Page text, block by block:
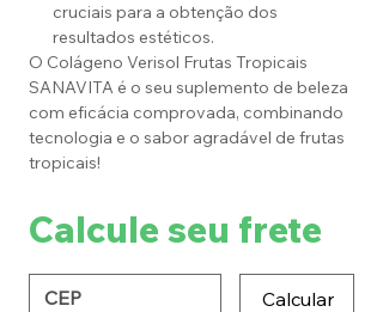
cruciais para a obtenção dos
resultados estéticos.
O Colágeno Verisol Frutas Tropicais
SANAVITA é o seu suplemento de beleza
com eficácia comprovada, combinando
tecnologia e o sabor agradável de frutas
tropicais!
Calcule seu frete
Calcular